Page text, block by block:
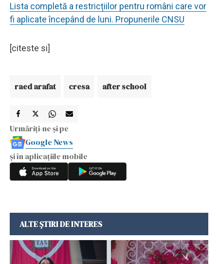
Lista completă a restricțiilor pentru români care vor
fi aplicate începând de luni. Propunerile CNSU
[citeste si]
raed arafat cresa after school
Urmăriți-ne și pe
Google News
și în aplicațiile mobile
ALTE ȘTIRI DE INTERES